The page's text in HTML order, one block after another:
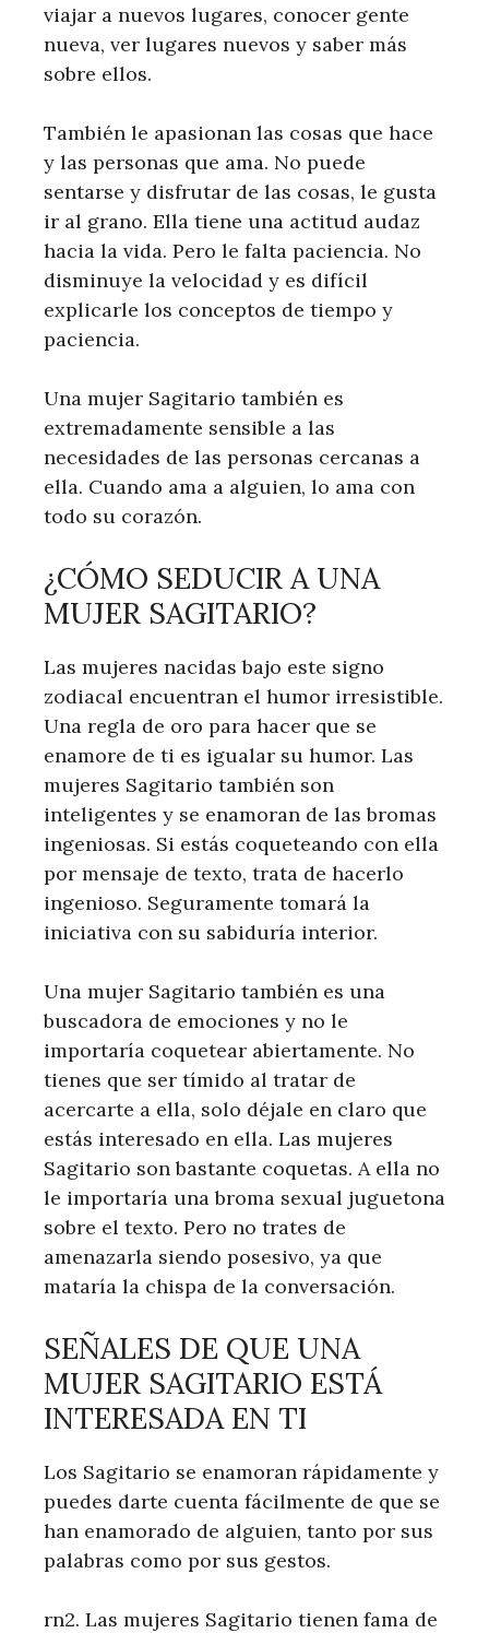
viajar a nuevos lugares, conocer gente
nueva, ver lugares nuevos y saber más
sobre ellos.
También le apasionan las cosas que hace
y las personas que ama. No puede
sentarse y disfrutar de las cosas, le gusta
ir al grano. Ella tiene una actitud audaz
hacia la vida. Pero le falta paciencia. No
disminuye la velocidad y es difícil
explicarle los conceptos de tiempo y
paciencia.
Una mujer Sagitario también es
extremadamente sensible a las
necesidades de las personas cercanas a
ella. Cuando ama a alguien, lo ama con
todo su corazón.
¿CÓMO SEDUCIR A UNA
MUJER SAGITARIO?
Las mujeres nacidas bajo este signo
zodiacal encuentran el humor irresistible.
Una regla de oro para hacer que se
enamore de ti es igualar su humor. Las
mujeres Sagitario también son
inteligentes y se enamoran de las bromas
ingeniosas. Si estás coqueteando con ella
por mensaje de texto, trata de hacerlo
ingenioso. Seguramente tomará la
iniciativa con su sabiduría interior.
Una mujer Sagitario también es una
buscadora de emociones y no le
importaría coquetear abiertamente. No
tienes que ser tímido al tratar de
acercarte a ella, solo déjale en claro que
estás interesado en ella. Las mujeres
Sagitario son bastante coquetas. A ella no
le importaría una broma sexual juguetona
sobre el texto. Pero no trates de
amenazarla siendo posesivo, ya que
mataría la chispa de la conversación.
SEÑALES DE QUE UNA
MUJER SAGITARIO ESTÁ
INTERESADA EN TI
Los Sagitario se enamoran rápidamente y
puedes darte cuenta fácilmente de que se
han enamorado de alguien, tanto por sus
palabras como por sus gestos.
rn2. Las mujeres Sagitario tienen fama de